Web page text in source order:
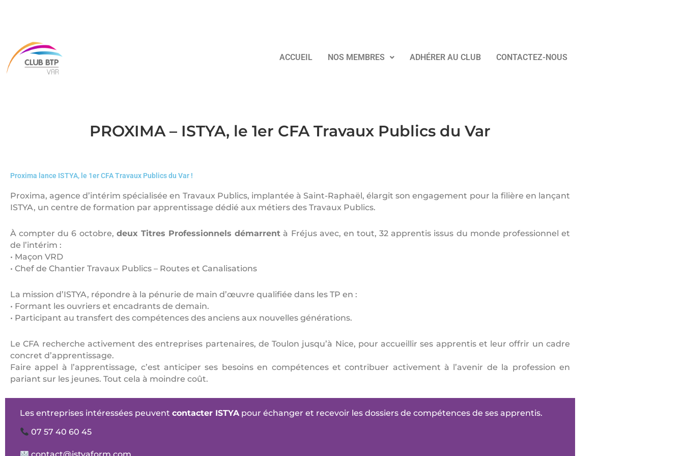
ACCUEIL NOS MEMBRES ADHÉRER AU CLUB CONTACTEZ-NOUS
PROXIMA – ISTYA, le 1er CFA Travaux Publics du Var
Proxima lance ISTYA, le 1er CFA Travaux Publics du Var !
Proxima, agence d’intérim spécialisée en Travaux Publics, implantée à Saint-Raphaël, élargit son engagement pour la filière en lançant
ISTYA, un centre de formation par apprentissage dédié aux métiers des Travaux Publics.
À compter du 6 octobre, deux Titres Professionnels démarrent à Fréjus avec, en tout, 32 apprentis issus du monde professionnel et
de l’intérim :
• Maçon VRD
• Chef de Chantier Travaux Publics – Routes et Canalisations
La mission d’ISTYA, répondre à la pénurie de main d’œuvre qualifiée dans les TP en :
• Formant les ouvriers et encadrants de demain.
• Participant au transfert des compétences des anciens aux nouvelles générations.
Le CFA recherche activement des entreprises partenaires, de Toulon jusqu’à Nice, pour accueillir ses apprentis et leur offrir un cadre
concret d’apprentissage.
Faire appel à l’apprentissage, c’est anticiper ses besoins en compétences et contribuer activement à l’avenir de la profession en
pariant sur les jeunes. Tout cela à moindre coût.
Les entreprises intéressées peuvent contacter ISTYA pour échanger et recevoir les dossiers de compétences de ses apprentis.
07 57 40 60 45